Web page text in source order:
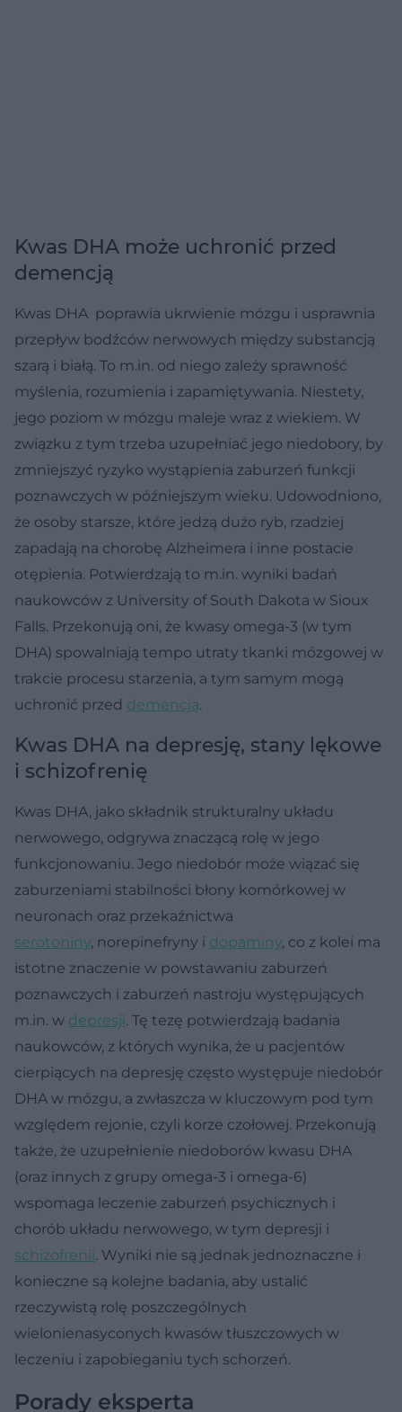
Kwas DHA może uchronić przed
demencją
Kwas DHA poprawia ukrwienie mózgu i usprawnia
przepływ bodźców nerwowych między substancją
szarą i białą. To m.in. od niego zależy sprawność
myślenia, rozumienia i zapamiętywania. Niestety,
jego poziom w mózgu maleje wraz z wiekiem. W
związku z tym trzeba uzupełniać jego niedobory, by
zmniejszyć ryzyko wystąpienia zaburzeń funkcji
poznawczych w późniejszym wieku. Udowodniono,
że osoby starsze, które jedzą dużo ryb, rzadziej
zapadają na chorobę Alzheimera i inne postacie
otępienia. Potwierdzają to m.in. wyniki badań
naukowców z University of South Dakota w Sioux
Falls. Przekonują oni, że kwasy omega-3 (w tym
DHA) spowalniają tempo utraty tkanki mózgowej w
trakcie procesu starzenia, a tym samym mogą
uchronić przed demencją.
Kwas DHA na depresję, stany lękowe
i schizofrenię
Kwas DHA, jako składnik strukturalny układu
nerwowego, odgrywa znaczącą rolę w jego
funkcjonowaniu. Jego niedobór może wiązać się
zaburzeniami stabilności błony komórkowej w
neuronach oraz przekaźnictwa
serotoniny, norepinefryny i dopaminy, co z kolei ma
istotne znaczenie w powstawaniu zaburzeń
poznawczych i zaburzeń nastroju występujących
m.in. w depresji. Tę tezę potwierdzają badania
naukowców, z których wynika, że u pacjentów
cierpiących na depresję często występuje niedobór
DHA w mózgu, a zwłaszcza w kluczowym pod tym
względem rejonie, czyli korze czołowej. Przekonują
także, że uzupełnienie niedoborów kwasu DHA
(oraz innych z grupy omega-3 i omega-6)
wspomaga leczenie zaburzeń psychicznych i
chorób układu nerwowego, w tym depresji i
schizofrenii. Wyniki nie są jednak jednoznaczne i
konieczne są kolejne badania, aby ustalić
rzeczywistą rolę poszczególnych
wielonienasyconych kwasów tłuszczowych w
leczeniu i zapobieganiu tych schorzeń.
Porady eksperta